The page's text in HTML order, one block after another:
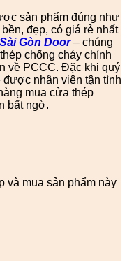
sản phẩm đúng như
đẹp, có giá rẻ nhất
Sài Gòn Door– chúng
chống cháy chính
về PCCC. Đặc khi quý
được nhân viên tận tình
mua cửa thép
bất ngờ.
và mua sản phẩm này